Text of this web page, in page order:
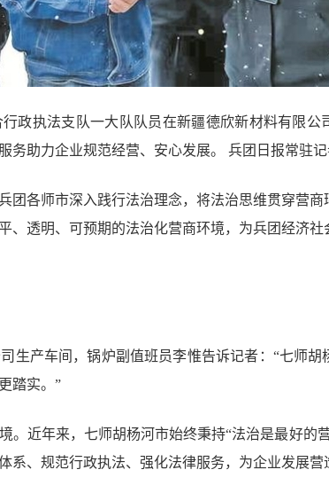
政执法支队一大队队员在新疆德欣新材料有限公
务助力企业规范经营、安心发展。 兵团日报常驻
团各师市深入践行法治理念，将法治思维贯穿营
、透明、可预期的法治化营商环境，为兵团经济社
生产车间，锅炉副值班员李惟告诉记者：“七师胡
踏实。”
。近年来，七师胡杨河市始终秉持“法治是最好的
系、规范行政执法、强化法律服务，为企业发展营